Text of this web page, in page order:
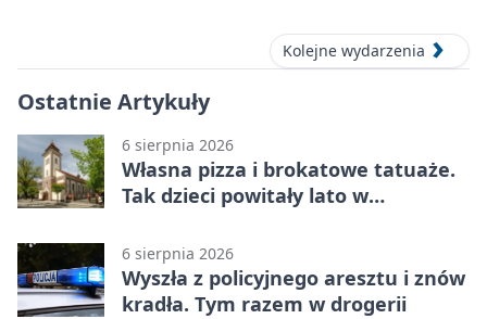
Kolejne wydarzenia
Ostatnie Artykuły
6 sierpnia 2026
Własna pizza i brokatowe tatuaże.
Tak dzieci powitały lato w
6 sierpnia 2026
Wyszła z policyjnego aresztu i znów
kradła. Tym razem w drogerii